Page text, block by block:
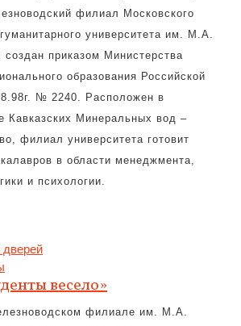
филиал Московского
университета им. М.А.
приказом Министерства
образования Российской
№ 2240. Расположен в
Кавказских Минеральных вод –
филиал университета готовит
в области менеджмента,
и психологии.
весело»
филиале им. М.А.